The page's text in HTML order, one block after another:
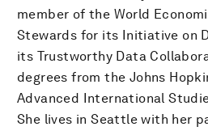
member of the World
Stewards for its Initiative on
its Trustworthy Data
degrees from the Johns
Advanced International
She lives in Seattle with her